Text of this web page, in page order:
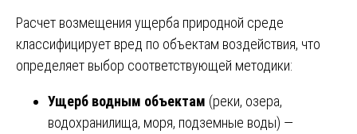
Расчет возмещения ущерба природной среде
классифицирует вред по объектам воздействия, что
определяет выбор соответствующей методики:
Ущерб водным объектам (реки, озера,
водохранилища, моря, подземные воды) —